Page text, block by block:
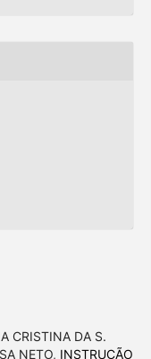
CRISTINA DA S.
NETO, INSTRUÇÃO